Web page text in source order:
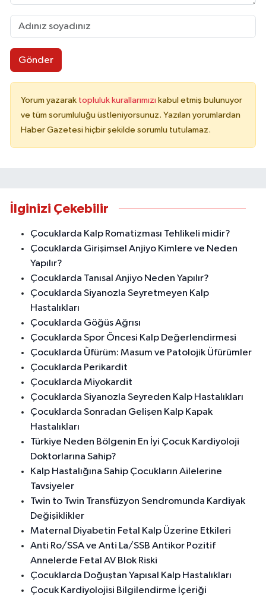
Gönder
Yorum yazarak topluluk kurallarımızı kabul etmiş bulunuyor
ve tüm sorumluluğu üstleniyorsunuz. Yazılan yorumlardan
Haber Gazetesi hiçbir şekilde sorumlu tutulamaz.
İlginizi Çekebilir
Çocuklarda Kalp Romatizması Tehlikeli midir?
Çocuklarda Girişimsel Anjiyo Kimlere ve Neden
Yapılır?
Çocuklarda Tanısal Anjiyo Neden Yapılır?
Çocuklarda Siyanozla Seyretmeyen Kalp
Hastalıkları
Çocuklarda Göğüs Ağrısı
Çocuklarda Spor Öncesi Kalp Değerlendirmesi
Çocuklarda Üfürüm: Masum ve Patolojik Üfürümler
Çocuklarda Perikardit
Çocuklarda Miyokardit
Çocuklarda Siyanozla Seyreden Kalp Hastalıkları
Çocuklarda Sonradan Gelişen Kalp Kapak
Hastalıkları
Türkiye Neden Bölgenin En İyi Çocuk Kardiyoloji
Doktorlarına Sahip?
Kalp Hastalığına Sahip Çocukların Ailelerine
Tavsiyeler
Twin to Twin Transfüzyon Sendromunda Kardiyak
Değişiklikler
Maternal Diyabetin Fetal Kalp Üzerine Etkileri
Anti Ro/SSA ve Anti La/SSB Antikor Pozitif
Annelerde Fetal AV Blok Riski
Çocuklarda Doğuştan Yapısal Kalp Hastalıkları
Çocuk Kardiyolojisi Bilgilendirme İçeriği